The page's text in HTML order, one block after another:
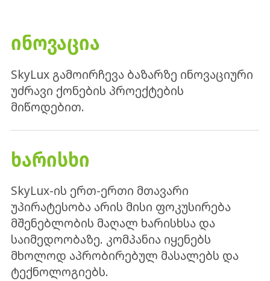
ᲘᲜᲝᲕᲐᲪᲘᲐ
SkyLux გამოირჩევა ბაზარზე ინოვაციური
უძრავი ქონების პროექტების
მიწოდებით.
ᲮᲐᲠᲘᲡᲮᲘ
SkyLux-ის ერთ-ერთი მთავარი
უპირატესობა არის მისი ფოკუსირება
მშენებლობის მაღალ ხარისხსა და
საიმედოობაზე. კომპანია იყენებს
მხოლოდ აპრობირებულ მასალებს და
ტექნოლოგიებს.